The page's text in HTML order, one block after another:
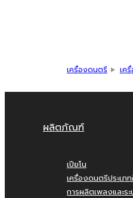
เครื่องดนตรี เค
ผลิตภัณฑ์
เปียโน
เครื่องดนตรีประเภ
การผลิตเพลงและร